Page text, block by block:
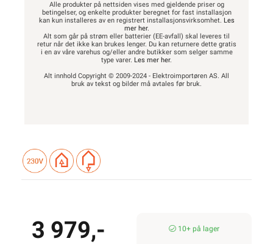
Alle produkter på nettsiden vises med gjeldende priser og
betingelser, og enkelte produkter beregnet for fast installasjon
kan kun installeres av en registrert installasjonsvirksomhet. Les
mer her.
Alt som går på strøm eller batterier (EE-avfall) skal leveres til
retur når det ikke kan brukes lenger. Du kan returnere dette gratis
i en av våre varehus og/eller andre butikker som selger samme
type varer. Les mer her.
Alt innhold Copyright © 2009-2024 - Elektroimportøren AS. All
bruk av tekst og bilder må avtales før bruk.
3 979,- 10+ på lager